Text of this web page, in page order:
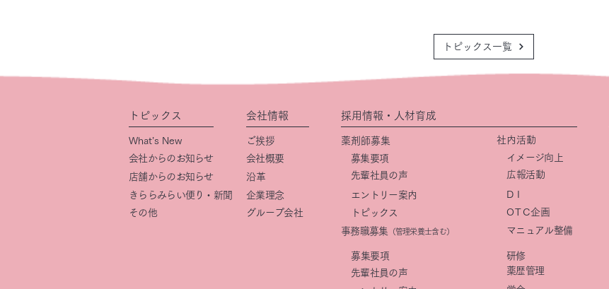
トピックス一覧
トピックス
What’s New
会社からのお知らせ
店舗からのお知らせ
きららみらい便り・新聞
その他
会社情報
ご挨拶
会社概要
​沿革
企業理念
グループ会社
採用情報・人材育成
薬剤師募集
募集要項
先輩社員の声
エントリー案内
トピックス
事務職募集 （管理栄養士含む）
​募集要項
先輩社員の声
社内活動
イメージ向上
​広報活動
DI
OTC企画
マニュアル整備
研修
薬歴管理